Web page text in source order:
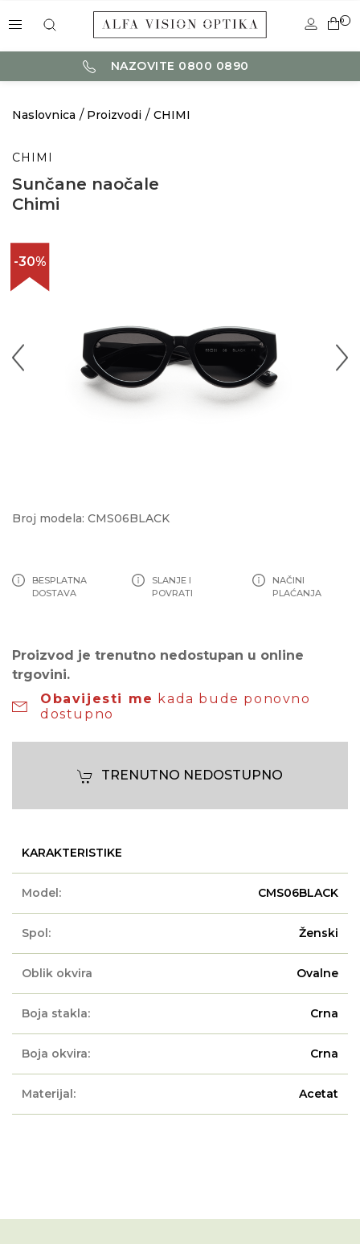
0
NAZOVITE 0800 0890
Naslovnica Proizvodi CHIMI
CHIMI
Sunčane naočale
Chimi
-30%
Broj modela: CMS06BLACK
BESPLATNA
DOSTAVA
SLANJE I
POVRATI
NAČINI
PLAĆANJA
Proizvod je trenutno nedostupan u online
trgovini.
Obavijesti me kada bude ponovno
dostupno
TRENUTNO NEDOSTUPNO
KARAKTERISTIKE
Model: CMS06BLACK
Spol: Ženski
Oblik okvira Ovalne
Boja stakla: Crna
Boja okvira: Crna
Materijal: Acetat